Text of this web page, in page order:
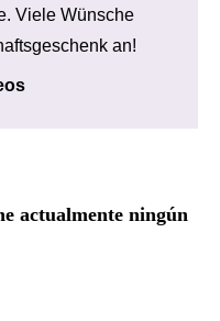
Viele Wünsche
an!
actualmente ningún